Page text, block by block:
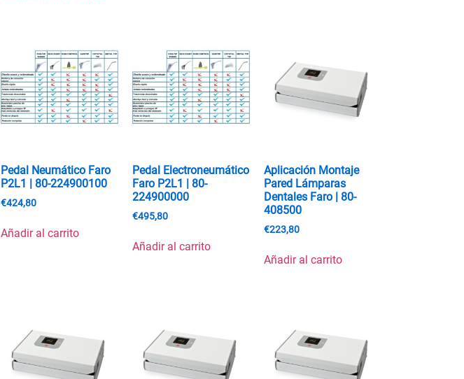
Pedal Neumático Faro
P2L1 | 80-224900100
€424,80
Añadir al carrito
Pedal Electroneumático
Faro P2L1 | 80-
224900000
€495,80
Añadir al carrito
Aplicación Montaje
Pared Lámparas
Dentales Faro | 80-
408500
€223,80
Añadir al carrito